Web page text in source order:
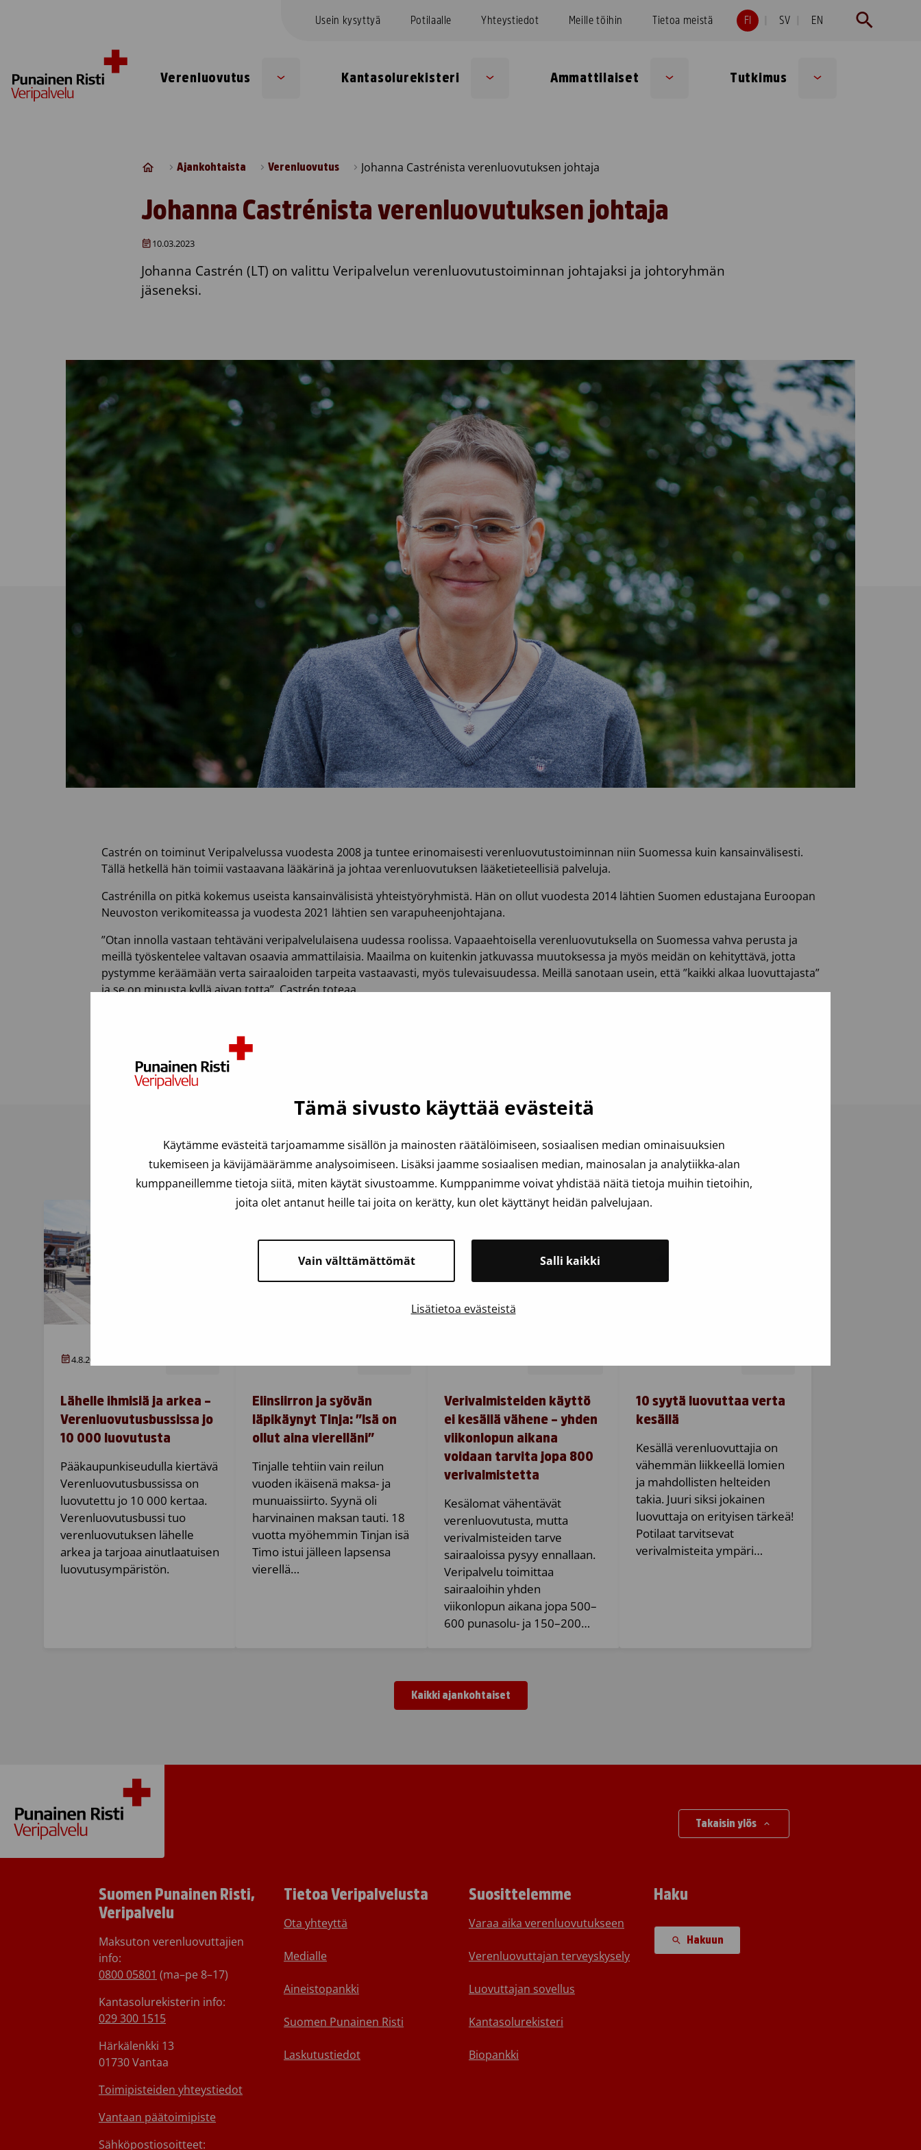
Tämä sivusto käyttää evästeitä
Käytämme evästeitä tarjoamamme sisällön ja mainosten räätälöimiseen, sosiaalisen median ominaisuuksien
tukemiseen ja kävijämäärämme analysoimiseen. Lisäksi jaamme sosiaalisen median, mainosalan ja analytiikka-alan
kumppaneillemme tietoja siitä, miten käytät sivustoamme. Kumppanimme voivat yhdistää näitä tietoja muihin tietoihin,
joita olet antanut heille tai joita on kerätty, kun olet käyttänyt heidän palvelujaan.
Vain välttämättömät Salli kaikki
Lisätietoa evästeistä
Usein kysyttyä Potilaalle Yhteystiedot Meille töihin Tietoa meistä FI SV EN
Verenluovutus Kantasolurekisteri Ammattilaiset Tutkimus
Ajankohtaista Verenluovutus Johanna Castrénista verenluovutuksen johtaja
Johanna Castrénista verenluovutuksen johtaja
10.03.2023
Johanna Castrén (LT) on valittu Veripalvelun verenluovutustoiminnan johtajaksi ja johtoryhmän
jäseneksi.
Castrén on toiminut Veripalvelussa vuodesta 2008 ja tuntee erinomaisesti verenluovutustoiminnan niin Suomessa kuin kansainvälisesti.
Tällä hetkellä hän toimii vastaavana lääkärinä ja johtaa verenluovutuksen lääketieteellisiä palveluja.
Castrénilla on pitkä kokemus useista kansainvälisistä yhteistyöryhmistä. Hän on ollut vuodesta 2014 lähtien Suomen edustajana Euroopan
Neuvoston verikomiteassa ja vuodesta 2021 lähtien sen varapuheenjohtajana.
”Otan innolla vastaan tehtäväni veripalvelulaisena uudessa roolissa. Vapaaehtoisella verenluovutuksella on Suomessa vahva perusta ja
meillä työskentelee valtavan osaavia ammattilaisia. Maailma on kuitenkin jatkuvassa muutoksessa ja myös meidän on kehityttävä, jotta
pystymme keräämään verta sairaaloiden tarpeita vastaavasti, myös tulevaisuudessa. Meillä sanotaan usein, että ”kaikki alkaa luovuttajasta”
ja se on minusta kyllä aivan totta”, Castrén toteaa.
Viimeksi päivitetty: 10.03.2023
Lue myös
4.8.2026
Lähelle ihmisiä ja arkea –
Verenluovutusbussissa jo
10 000 luovutusta
Pääkaupunkiseudulla kiertävä
Verenluovutusbussissa on
luovutettu jo 10 000 kertaa.
Verenluovutusbussi tuo
verenluovutuksen lähelle
arkea ja tarjoaa ainutlaatuisen
luovutusympäristön.
Elinsiirron ja syövän
läpikäynyt Tinja: ”Isä on
ollut aina vierelläni”
Tinjalle tehtiin vain reilun
vuoden ikäisenä maksa- ja
munuaissiirto. Syynä oli
harvinainen maksan tauti. 18
vuotta myöhemmin Tinjan isä
Timo istui jälleen lapsensa
vierellä…
Verivalmisteiden käyttö
ei kesällä vähene – yhden
viikonlopun aikana
voidaan tarvita jopa 800
verivalmistetta
Kesälomat vähentävät
verenluovutusta, mutta
verivalmisteiden tarve
sairaaloissa pysyy ennallaan.
Veripalvelu toimittaa
sairaaloihin yhden
viikonlopun aikana jopa 500–
600 punasolu- ja 150–200…
10 syytä luovuttaa verta
kesällä
Kesällä verenluovuttajia on
vähemmän liikkeellä lomien
ja mahdollisten helteiden
takia. Juuri siksi jokainen
luovuttaja on erityisen tärkeä!
Potilaat tarvitsevat
verivalmisteita ympäri…
Kaikki ajankohtaiset
Takaisin ylös
Suomen Punainen Risti,
Veripalvelu
Maksuton verenluovuttajien
info:
0800 05801 (ma–pe 8–17)
Kantasolurekisterin info:
029 300 1515
Härkälenkki 13
01730 Vantaa
Toimipisteiden yhteystiedot
Vantaan päätoimipiste
Sähköpostiosoitteet:
Tietoa Veripalvelusta
Ota yhteyttä
Medialle
Aineistopankki
Suomen Punainen Risti
Laskutustiedot
Suosittelemme
Varaa aika verenluovutukseen
Verenluovuttajan terveyskysely
Luovuttajan sovellus
Kantasolurekisteri
Biopankki
Haku
Hakuun